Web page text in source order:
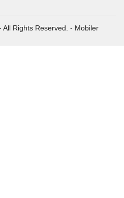
Rights Reserved. - Mobiler